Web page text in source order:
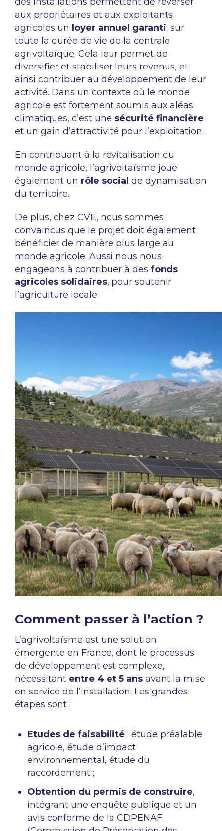
aux propriétaires et aux exploitants
agricoles un loyer annuel garanti, sur
toute la durée de vie de la centrale
agrivoltaïque. Cela leur permet de
diversifier et stabiliser leurs revenus, et
ainsi contribuer au développement de leur
activité. Dans un contexte où le monde
agricole est fortement soumis aux aléas
climatiques, c’est une sécurité financière
et un gain d’attractivité pour l’exploitation.
En contribuant à la revitalisation du
monde agricole, l’agrivoltaïsme joue
également un rôle social de dynamisation
du territoire.
De plus, chez CVE, nous sommes
convaincus que le projet doit également
bénéficier de manière plus large au
monde agricole. Aussi nous nous
engageons à contribuer à des fonds
agricoles solidaires, pour soutenir
l’agriculture locale.
Comment passer à l’action ?
L’agrivoltaïsme est une solution
émergente en France, dont le processus
de développement est complexe,
nécessitant entre 4 et 5 ans avant la mise
en service de l’installation. Les grandes
étapes sont :
Etudes de faisabilité : étude préalable
agricole, étude d’impact
environnemental, étude du
raccordement ;
Obtention du permis de construire,
intégrant une enquête publique et un
avis conforme de la CDPENAF